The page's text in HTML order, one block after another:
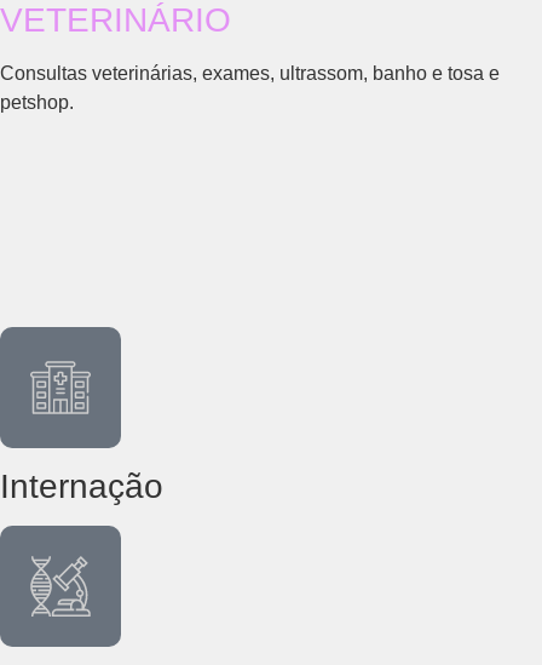
VETERINÁRIO
Consultas veterinárias, exames, ultrassom, banho e tosa e
petshop.
Internação